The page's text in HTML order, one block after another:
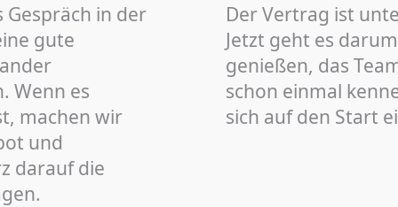
Gespräch in der
gute
Wenn es
machen wir
und
darauf die
Der Vertrag ist
Jetzt geht es
genießen, das
schon einmal
sich auf den Start